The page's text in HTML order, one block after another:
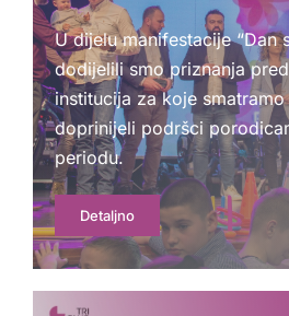
U dijelu manifestacije “Dan
dodijelili smo priznanja
institucija za koje
doprinijeli podršci
periodu.
Detaljno